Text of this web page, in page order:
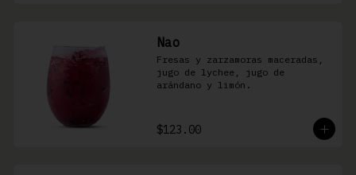
Nao
Fresas y zarzamoras maceradas,
jugo de lychee, jugo de
arándano y limón.
$123.00